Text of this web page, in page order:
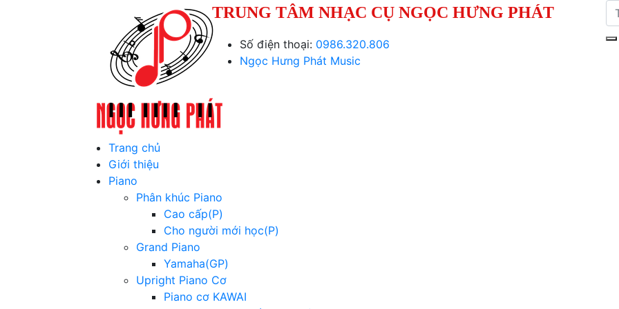
TRUNG TÂM NHẠC CỤ NGỌC HƯNG PHÁT
Số điện thoại: 0986.320.806
Ngọc Hưng Phát Music
Trang chủ
Giới thiệu
Piano
Phân khúc Piano
Cao cấp(P)
Cho người mới học(P)
Grand Piano
Yamaha(GP)
Upright Piano Cơ
Piano cơ KAWAI